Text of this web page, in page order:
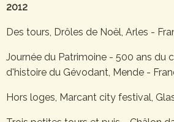
2012
Des tours, Drôles de Noël, Arles -
Journée du Patrimoine - 500 ans du
d'histoire du Gévodant, Mende -
Hors loges, Marcant city festival,